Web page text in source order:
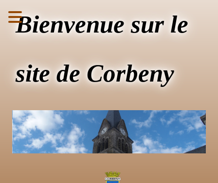
Bienvenue sur le
site de Corbeny